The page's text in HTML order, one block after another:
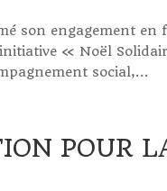
son engagement en
« Noël
social,...
POUR